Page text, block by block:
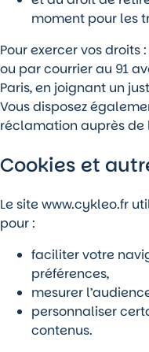
moment pour les
Pour exercer vos droits
ou par courrier au 91
Paris, en joignant un
Vous disposez
réclamation auprès de
Cookies et
Le site www.cykleo.fr
pour :
faciliter votre
préférences,
mesurer
personnaliser
contenus.